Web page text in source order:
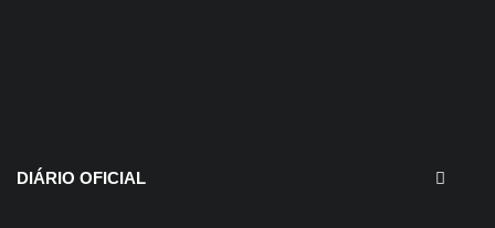
Processo Seletivo
DIÁRIO OFICIAL